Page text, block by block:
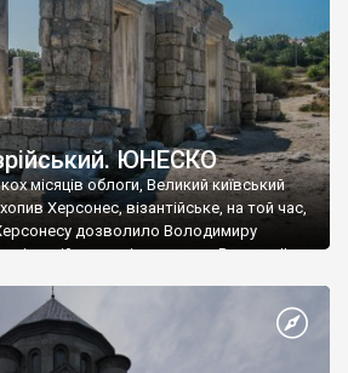
ЮНЕСКО
місяців облоги, Великий київський
Херсонес, візантійське, на той час,
дозволило Володимиру
візантійському імператору Василю ІІ, та
язичник, став Василем-християнином.
Русі. На честь Херсонесу Таврійського